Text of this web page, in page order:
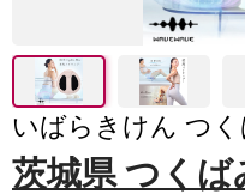
いばらきけん つ
茨城県 つくば